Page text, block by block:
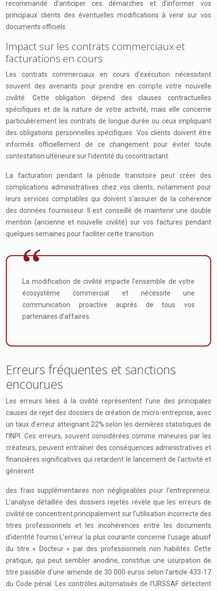
recommandé d’anticiper ces démarches et d’informer vos
principaux clients des éventuelles modifications à venir sur vos
documents officiels.
Impact sur les contrats commerciaux et
facturations en cours
Les contrats commerciaux en cours d’exécution nécessitent
souvent des avenants pour prendre en compte votre nouvelle
civilité. Cette obligation dépend des clauses contractuelles
spécifiques et de la nature de votre activité, mais elle concerne
particulièrement les contrats de longue durée ou ceux impliquant
des obligations personnelles spécifiques. Vos clients doivent être
informés officiellement de ce changement pour éviter toute
contestation ultérieure sur l’identité du cocontractant.
La facturation pendant la période transitoire peut créer des
complications administratives chez vos clients, notamment pour
leurs services comptables qui doivent s’assurer de la cohérence
des données fournisseur. Il est conseillé de maintenir une double
mention (ancienne et nouvelle civilité) sur vos factures pendant
quelques semaines pour faciliter cette transition.
La modification de civilité impacte l’ensemble de votre
écosystème commercial et nécessite une
communication proactive auprès de tous vos
partenaires d’affaires.
Erreurs fréquentes et sanctions
encourues
Les erreurs liées à la civilité représentent l’une des principales
causes de rejet des dossiers de création de micro-entreprise, avec
un taux d’erreur atteignant 22% selon les dernières statistiques de
l’INPI. Ces erreurs, souvent considérées comme mineures par les
créateurs, peuvent entraîner des conséquences administratives et
financières significatives qui retardent le lancement de l’activité et
génèrent
des frais supplémentaires non négligeables pour l’entrepreneur.
L’analyse détaillée des dossiers rejetés révèle que les erreurs de
civilité se concentrent principalement sur l’utilisation incorrecte des
titres professionnels et les incohérences entre les documents
d’identité fournis.L’erreur la plus courante concerne l’usage abusif
du titre « Docteur » par des professionnels non habilités. Cette
pratique, qui peut sembler anodine, constitue une usurpation de
titre passible d’une amende de 30 000 euros selon l’article 433-17
du Code pénal. Les contrôles automatisés de l’URSSAF détectent